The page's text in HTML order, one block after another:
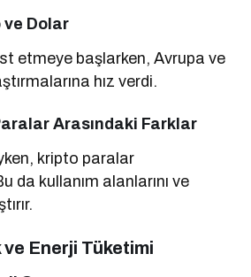
ve Dolar
etmeye başlarken, Avrupa ve
hız verdi.
Arasındaki Farklar
kripto paralar
da kullanım alanlarını ve
Enerji Tüketimi